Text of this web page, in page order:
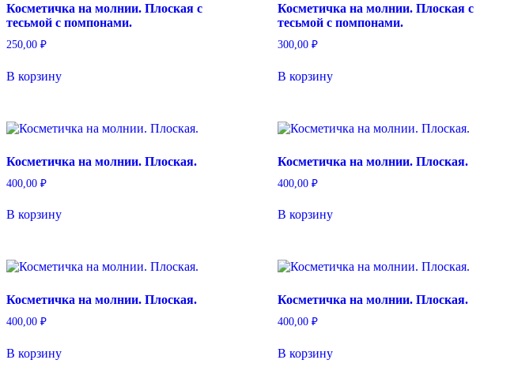
Косметичка на молнии. Плоская с
тесьмой с помпонами.
250,00 ₽
В корзину
Косметичка на молнии. Плоская с
тесьмой с помпонами.
300,00₽
В корзину
Косметичка на молнии. Плоская.
400,00 ₽
В корзину
Косметичка на молнии. Плоская.
400,00₽
В корзину
Косметичка на молнии. Плоская.
400,00 ₽
В корзину
Косметичка на молнии. Плоская.
400,00₽
В корзину